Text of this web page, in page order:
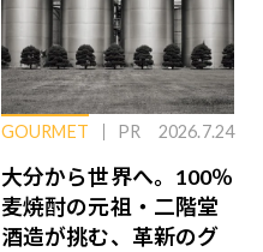
GOURMET PR 2026.7.24
大分から世界へ。100％
麦焼酎の元祖・二階堂
酒造が挑む、革新のグ